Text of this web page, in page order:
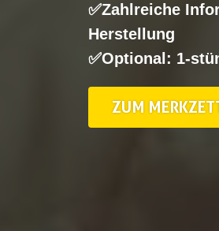
✅Zahlreiche
Herstellung
✅Optional: 1-
ZUM